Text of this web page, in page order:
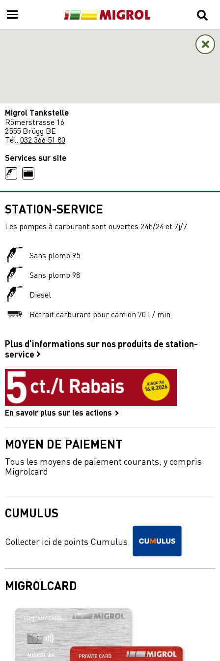
Migrol Tankstelle
Römerstrasse 16
2555 Brügg BE
Tél. 032 366 51 80
Services sur site
STATION-SERVICE
Les pompes à carburant sont ouvertes 24h/24 et 7j/7
Sans plomb 95
Sans plomb 98
Diesel
Retrait carburant pour camion 70 l / min
Plus d'informations sur nos produits de station-
service
En savoir plus sur les actions
MOYEN DE PAIEMENT
Tous les moyens de paiement courants, y compris
Migrolcard
CUMULUS
Collecter ici de points Cumulus
MIGROLCARD